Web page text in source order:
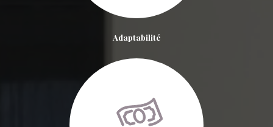
Adaptabilité